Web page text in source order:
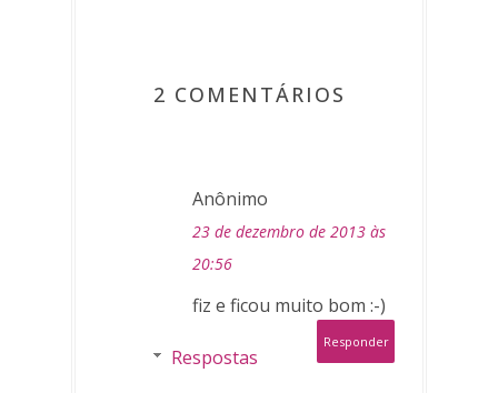
2 COMENTÁRIOS
Anônimo
23 de dezembro de 2013 às
20:56
fiz e ficou muito bom :-)
Responder
Respostas